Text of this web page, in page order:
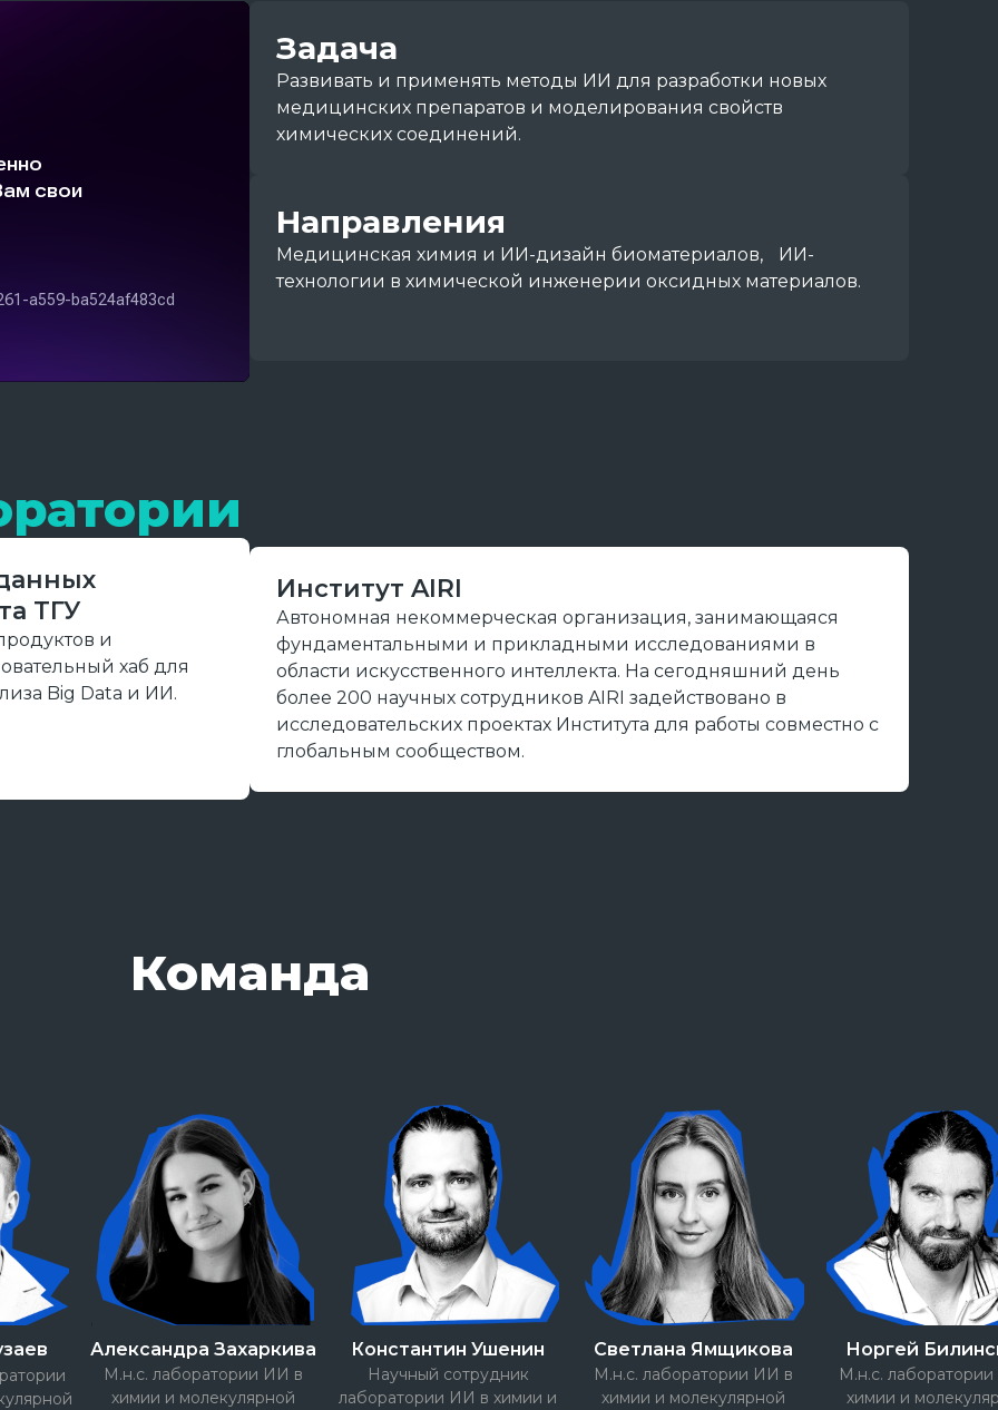
Задача
Развивать и применять методы ИИ для разработки новых
медицинских препаратов и моделирования свойств
химических соединений.
Направления
Медицинская химия и ИИ-дизайн биоматериалов, ИИ-
технологии в химической инженерии оксидных материалов.
ТГУ
и
хаб для
Big Data и ИИ.
Институт AIRI
Автономная некоммерческая организация, занимающаяся
фундаментальными и прикладными исследованиями в
области искусственного интеллекта. На сегодняшний день
более 200 научных сотрудников AIRI задействовано в
исследовательских проектах Института для работы совместно с
глобальным сообществом.
Команда
Александра Захаркива
М.н.с. лаборатории ИИ в
химии и молекулярной
Константин Ушенин
Научный сотрудник
лаборатории ИИ в химии и
Светлана Ямщикова
М.н.с. лаборатории ИИ в
химии и молекулярной
Норгей
М.н.с.
химии и